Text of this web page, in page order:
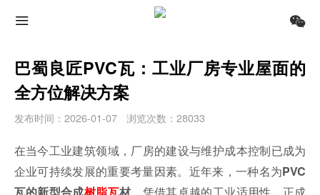
巴蜀良匠PVC瓦：工业厂房专业屋面的
全方位解决方案
发布时间：2026-01-07 浏览次数：28033
在当今工业建筑领域，厂房的建设与维护成本控制已成为
企业可持续发展的重要考量因素。近年来，一种名为PVC
瓦的新型合成树脂瓦材，凭借其卓越的工业适用性，正成